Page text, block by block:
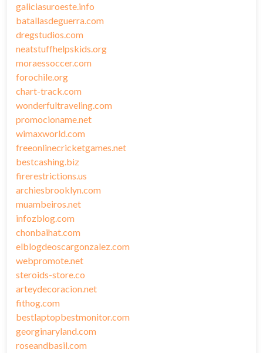
galiciasuroeste.info
batallasdeguerra.com
dregstudios.com
neatstuffhelpskids.org
moraessoccer.com
forochile.org
chart-track.com
wonderfultraveling.com
promocioname.net
wimaxworld.com
freeonlinecricketgames.net
bestcashing.biz
firerestrictions.us
archiesbrooklyn.com
muambeiros.net
infozblog.com
chonbaihat.com
elblogdeoscargonzalez.com
webpromote.net
steroids-store.co
arteydecoracion.net
fithog.com
bestlaptopbestmonitor.com
georginaryland.com
roseandbasil.com